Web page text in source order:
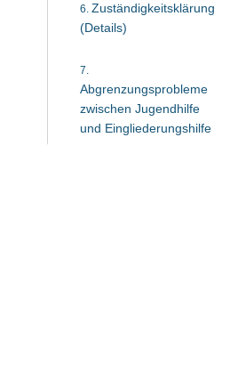
Zuständigkeitsklärung
(Details)
Abgrenzungsprobleme
zwischen Jugendhilfe
und Eingliederungshilfe